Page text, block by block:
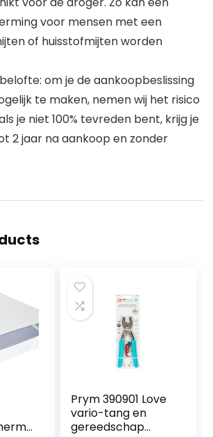
voor mensen met een
of huisstofmijten worden
om je de aankoopbeslissing
te maken, nemen wij het risico
je niet 100% tevreden bent, krijg je
2 jaar na aankoop en zonder
Prym 390901 Love
vario-tang en
gereedschap